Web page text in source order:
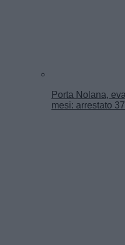
Porta Nolana,
mesi: arrestato